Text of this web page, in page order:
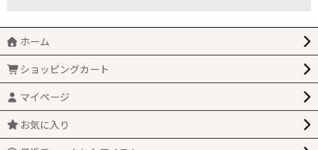
ホーム
ショッピングカート
マイページ
お気に入り